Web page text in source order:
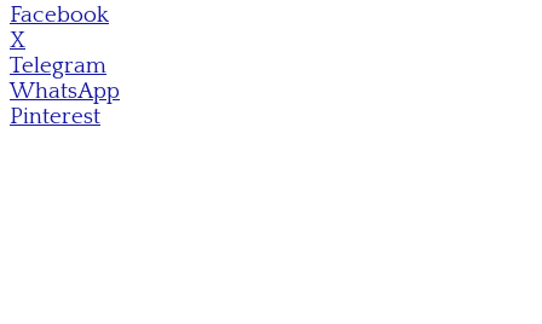
Facebook
X
Telegram
WhatsApp
Pinterest